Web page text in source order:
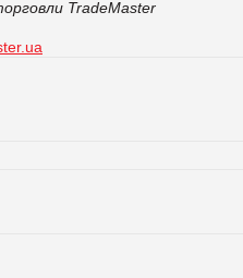
TradeMaster